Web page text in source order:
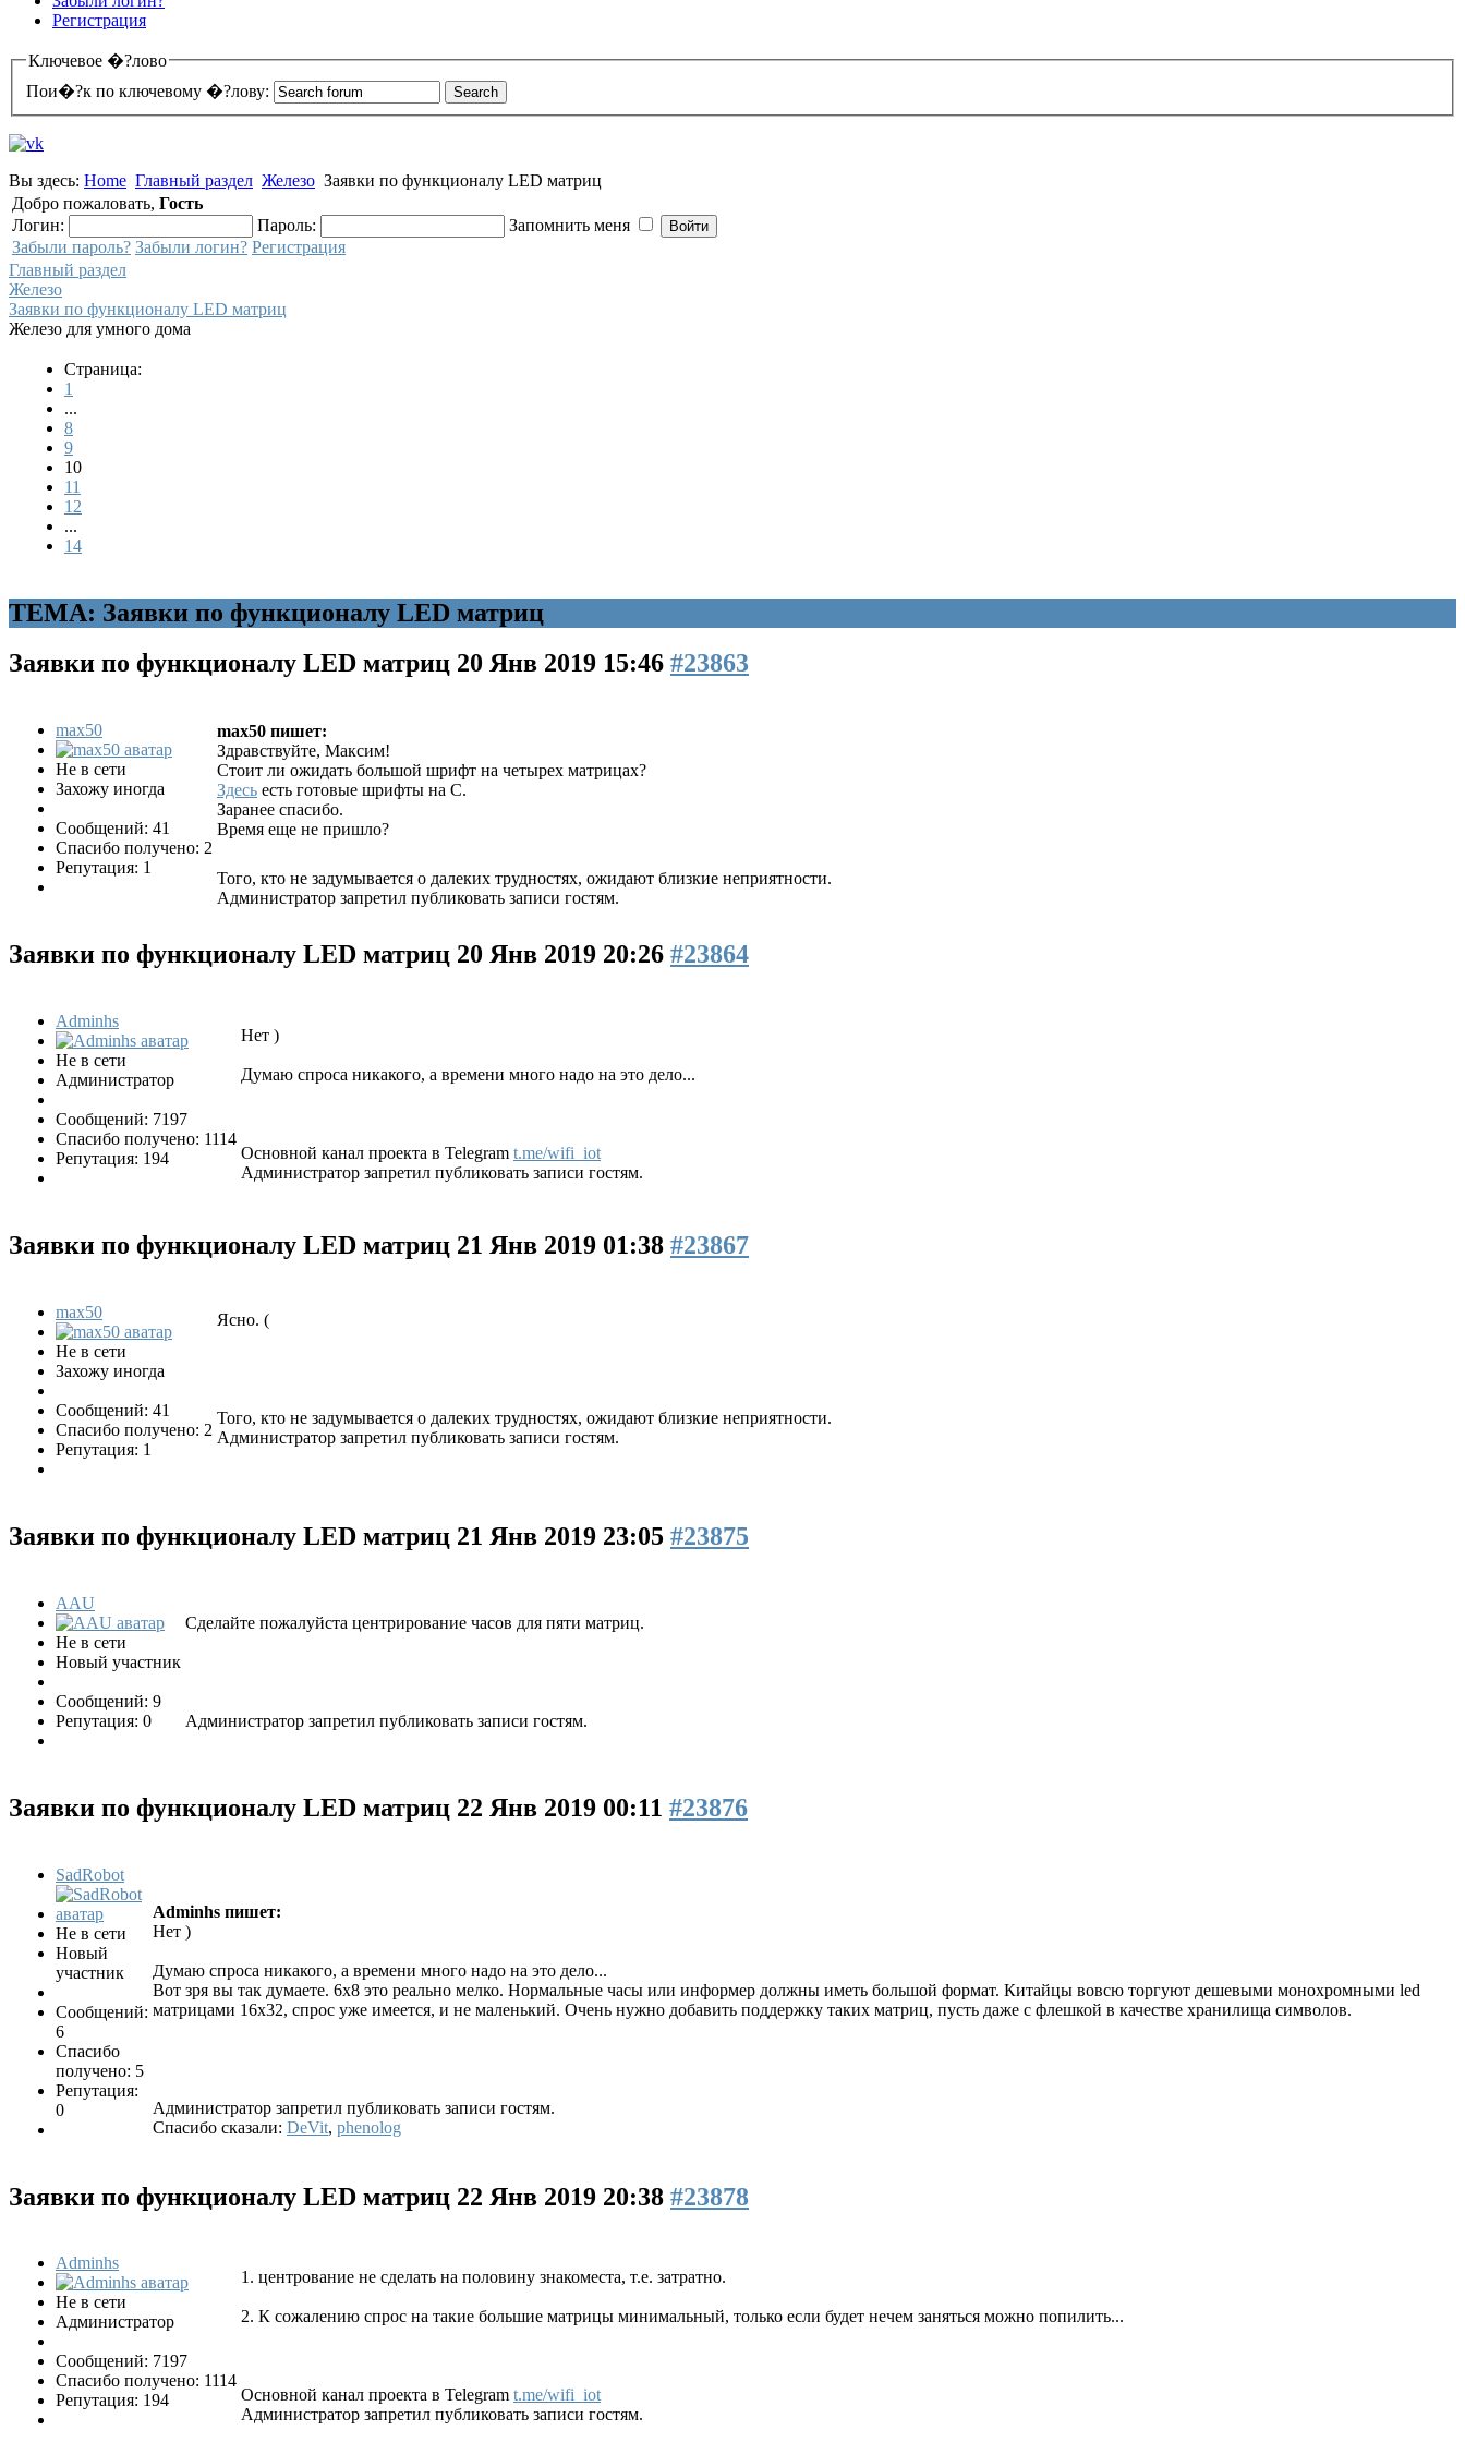
Регистрация
Ключевое �?лово
Пои�?к по ключевому �?лову:
Вы здесь: Home Главный раздел Железо Заявки по функционалу LED матриц
Добро пожаловать, Гость
Логин:
Пароль:
Запомнить меня
Забыли пароль? Забыли логин? Регистрация
Главный раздел
Железо
Заявки по функционалу LED матриц
Железо для умного дома
Страница:
1
...
8
9
10
11
12
...
14
ТЕМА: Заявки по функционалу LED матриц
Заявки по функционалу LED матриц 20 Янв 2019 15:46 #23863
max50
Не в сети
Захожу иногда
Сообщений: 41
Спасибо получено: 2
Репутация: 1
max50 пишет:
Здравствуйте, Максим!
Стоит ли ожидать большой шрифт на четырех матрицах?
Здесь есть готовые шрифты на С.
Заранее спасибо.
Время еще не пришло?
Того, кто не задумывается о далеких трудностях, ожидают близкие неприятности.
Администратор запретил публиковать записи гостям.
Заявки по функционалу LED матриц 20 Янв 2019 20:26 #23864
Adminhs
Не в сети
Администратор
Сообщений: 7197
Спасибо получено: 1114
Репутация: 194
Нет )
Думаю спроса никакого, а времени много надо на это дело...
Основной канал проекта в Telegram t.me/wifi_iot
Администратор запретил публиковать записи гостям.
Заявки по функционалу LED матриц 21 Янв 2019 01:38 #23867
max50
Не в сети
Захожу иногда
Сообщений: 41
Спасибо получено: 2
Репутация: 1
Ясно. (
Того, кто не задумывается о далеких трудностях, ожидают близкие неприятности.
Администратор запретил публиковать записи гостям.
Заявки по функционалу LED матриц 21 Янв 2019 23:05 #23875
AAU
Не в сети
Новый участник
Сообщений: 9
Репутация: 0
Сделайте пожалуйста центрирование часов для пяти матриц.
Администратор запретил публиковать записи гостям.
Заявки по функционалу LED матриц 22 Янв 2019 00:11 #23876
SadRobot
Не в сети
Новый
участник
Сообщений:
6
Спасибо
получено: 5
Репутация:
0
Adminhs пишет:
Нет )
Думаю спроса никакого, а времени много надо на это дело...
Вот зря вы так думаете. 6x8 это реально мелко. Нормальные часы или информер должны иметь большой формат. Китайцы вовсю торгуют дешевыми монохромными led
матрицами 16x32, спрос уже имеется, и не маленький. Очень нужно добавить поддержку таких матриц, пусть даже с флешкой в качестве хранилища символов.
Администратор запретил публиковать записи гостям.
Спасибо сказали: DeVit, phenolog
Заявки по функционалу LED матриц 22 Янв 2019 20:38 #23878
Adminhs
Не в сети
Администратор
Сообщений: 7197
Спасибо получено: 1114
Репутация: 194
1. центрование не сделать на половину знакоместа, т.е. затратно.
2. К сожалению спрос на такие большие матрицы минимальный, только если будет нечем заняться можно попилить...
Основной канал проекта в Telegram t.me/wifi_iot
Администратор запретил публиковать записи гостям.